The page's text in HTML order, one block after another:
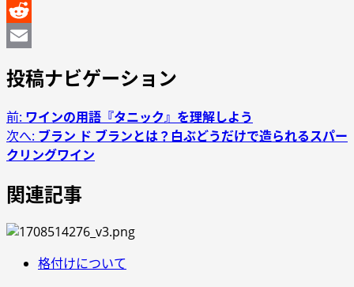
Facebook
Reddit
投稿ナビゲーション
前: ワインの用語『タニック』を理解しよう
次へ: ブラン ド ブランとは？白ぶどうだけで造られるスパー
クリングワイン
関連記事
格付けについて